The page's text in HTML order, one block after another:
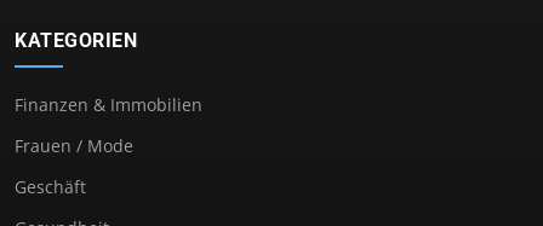
KATEGORIEN
Finanzen & Immobilien
Frauen / Mode
Geschäft